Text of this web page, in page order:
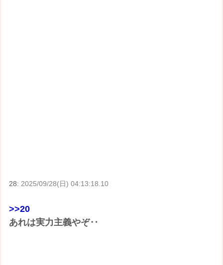
28: 2025/09/28(日) 04:13:18.10
>>20
あれは実力主義やぞ‥